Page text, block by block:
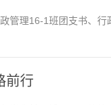
管理16-1班团支书、行
前行